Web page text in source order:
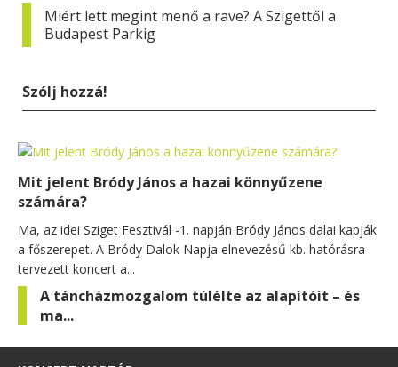
Miért lett megint menő a rave? A Szigettől a
Budapest Parkig
Szólj hozzá!
Mit jelent Bródy János a hazai könnyűzene
számára?
Ma, az idei Sziget Fesztivál -1. napján Bródy János dalai kapják
a főszerepet. A Bródy Dalok Napja elnevezésű kb. hatórásra
tervezett koncert a...
A táncházmozgalom túlélte az alapítóit – és
ma...